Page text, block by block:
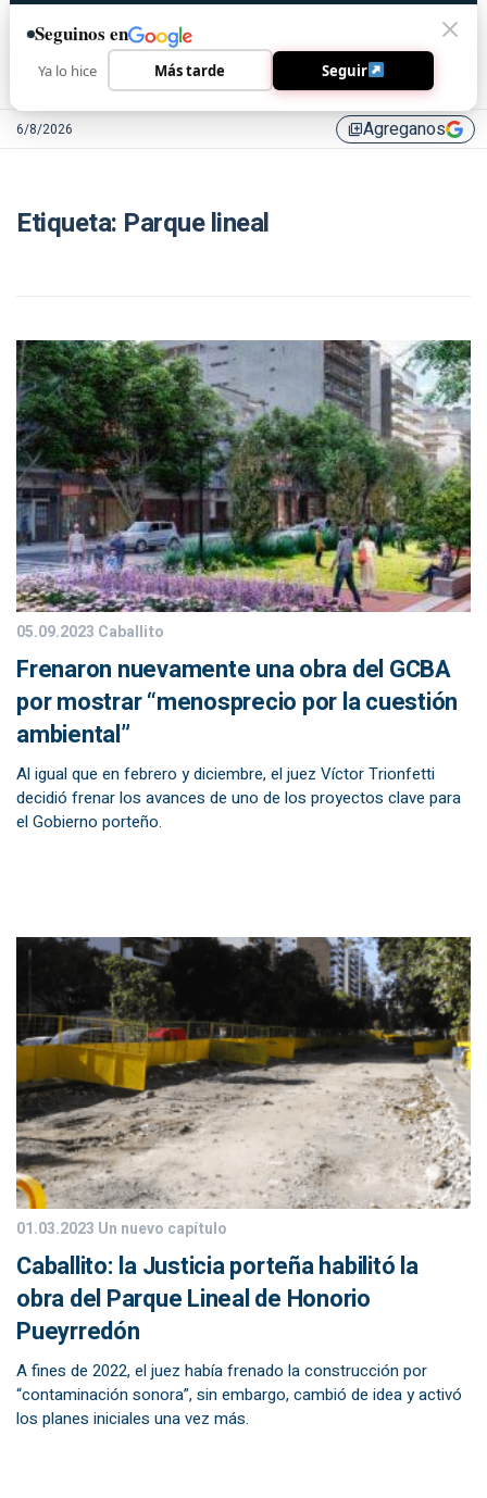
6/8/2026 library_addAgreganos
Etiqueta: Parque lineal
05.09.2023 Caballito
Frenaron nuevamente una obra del GCBA
por mostrar “menosprecio por la cuestión
ambiental”
Al igual que en febrero y diciembre, el juez Víctor Trionfetti
decidió frenar los avances de uno de los proyectos clave para
el Gobierno porteño.
01.03.2023 Un nuevo capítulo
Caballito: la Justicia porteña habilitó la
obra del Parque Lineal de Honorio
Pueyrredón
A fines de 2022, el juez había frenado la construcción por
“contaminación sonora”, sin embargo, cambió de idea y activó
los planes iniciales una vez más.
Seguinos en
Ya lo hice Más tarde Seguir